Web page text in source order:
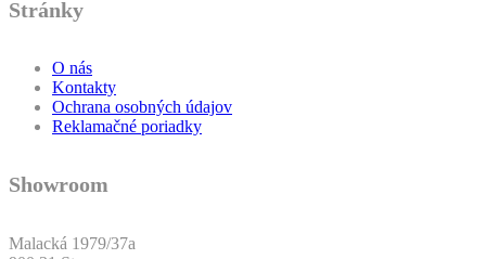
Stránky
O nás
Kontakty
Ochrana osobných údajov
Reklamačné poriadky
Showroom
Malacká 1979/37a